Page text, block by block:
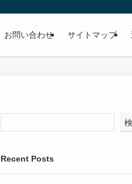
お問い合わせ サイトマップ
Recent Posts